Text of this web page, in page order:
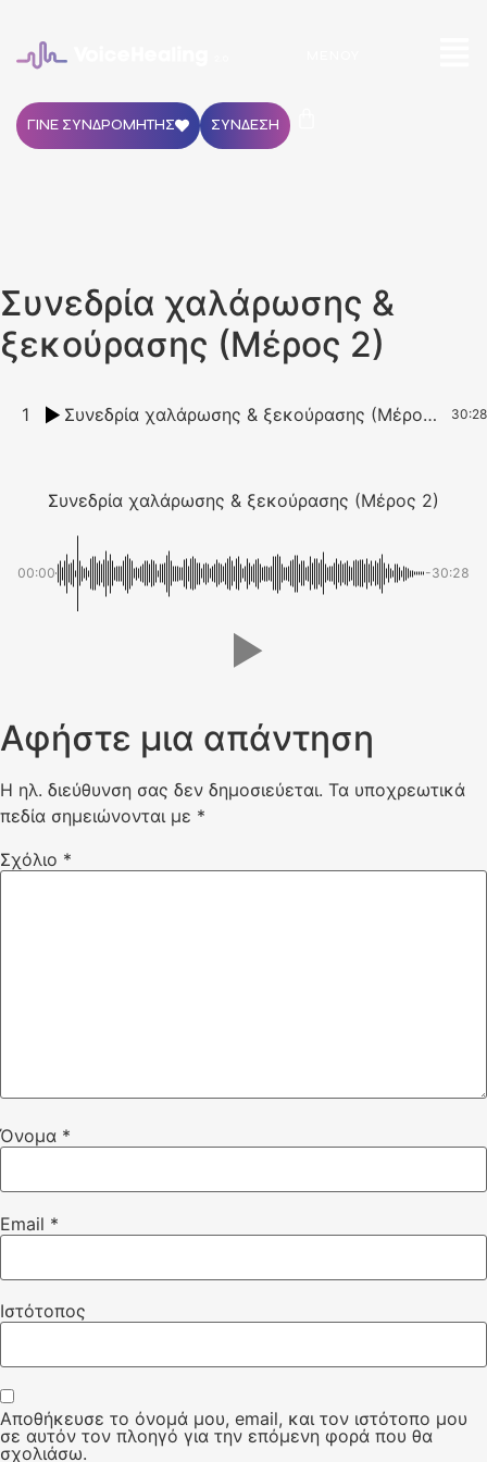
ΓΙΝΕ ΣΥΝΔΡΟΜΗΤΗΣ ΣΥΝΔΕΣΗ
Συνεδρία χαλάρωσης &
ξεκούρασης (Μέρος 2)
1 Συνεδρία χαλάρωσης & ξεκούρασης (Μέρος 2) 30:28
Συνεδρία χαλάρωσης & ξεκούρασης (Μέρος 2)
00:00 -30:28
Αφήστε μια απάντηση
Η ηλ. διεύθυνση σας δεν δημοσιεύεται. Τα υποχρεωτικά
πεδία σημειώνονται με *
Σχόλιο *
Όνομα *
Email *
Ιστότοπος
Αποθήκευσε το όνομά μου, email, και τον ιστότοπο μου
σε αυτόν τον πλοηγό για την επόμενη φορά που θα
σχολιάσω.